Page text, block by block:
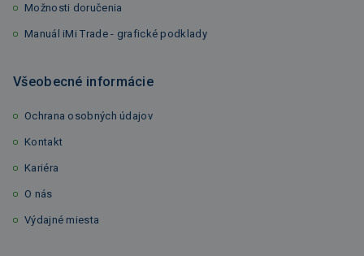
Možnosti doručenia
Manuál iMi Trade - grafické podklady
Všeobecné informácie
Ochrana osobných údajov
Kontakt
Kariéra
O nás
Výdajné miesta